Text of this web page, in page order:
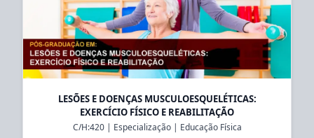
LESÕES E DOENÇAS MUSCULOESQUELÉTICAS:
EXERCÍCIO FÍSICO E REABILITAÇÃO
C/H:420| Especialização| Educação Física